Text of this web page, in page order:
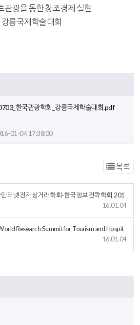
관광을 통한 창조경제 실현
릉국제학술대회
한국관광학회_강릉국제학술대회.pdf
01-04 17:38:00
목록
터넷전자상거래학회·한국정보전략학회 201
16.01.04
Research Summit for Tourism and Hospit
16.01.04